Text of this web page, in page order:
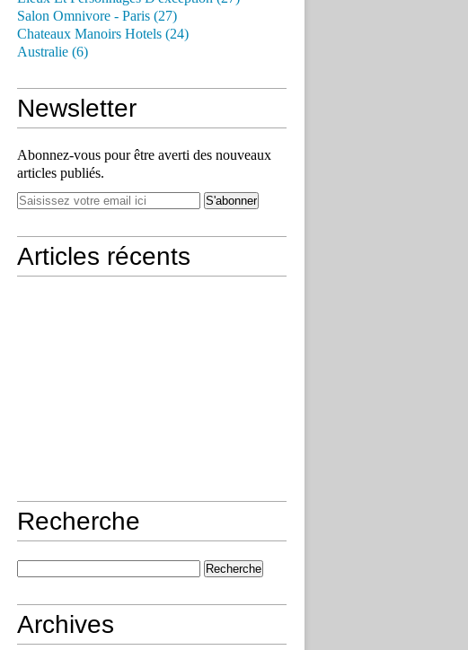
Salon Omnivore - Paris (27)
Chateaux Manoirs Hotels (24)
Australie (6)
Newsletter
Abonnez-vous pour être averti des nouveaux
articles publiés.
Articles récents
Recherche
Archives